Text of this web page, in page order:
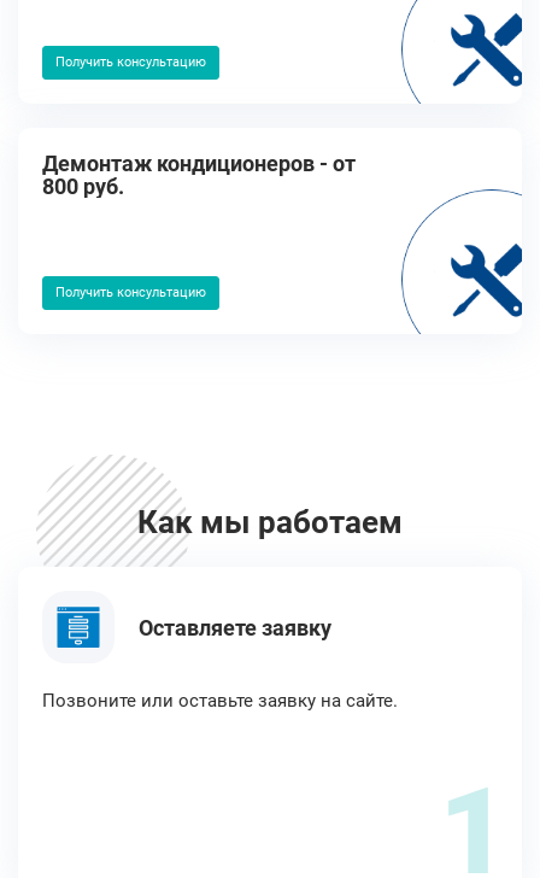
Получить консультацию
Демонтаж кондиционеров - от
800 руб.
Получить консультацию
Как мы работаем
Оставляете заявку
Позвоните или оставьте заявку на сайте.
1